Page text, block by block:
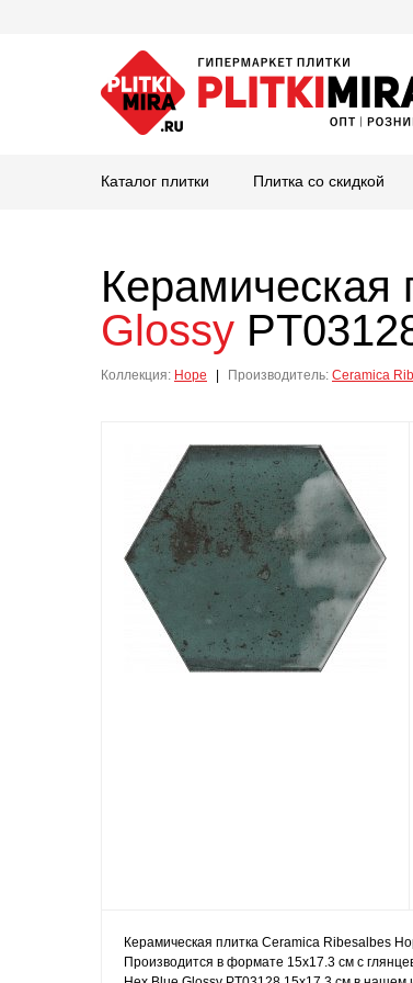
Каталог плитки Плитка со скидкой
Керамическая
Glossy
Коллекция: Hope Производитель: Ceramica
Керамическая плитка Ceramica Ribesalbes
Производится в формате 15x17.3 см с